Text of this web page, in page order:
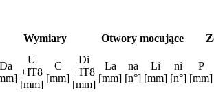
Wymiary Otwory mocujące
Da
U
+IT8
[mm]
C
[mm]
Di
+IT8
[mm]
La
[mm]
na
[n°]
Li
[mm]
ni
[n°]
P
[mm]